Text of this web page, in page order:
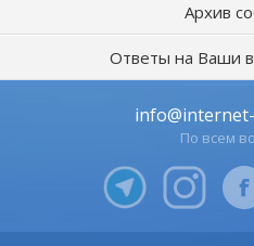
Архив
Ответы на Ваши
По всем